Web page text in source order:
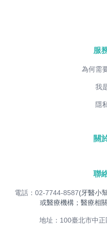
服
為何需
我
隱
關
聯
電話：02-7744-8587(牙醫小
或醫療機構；醫療相
地址：100臺北市中